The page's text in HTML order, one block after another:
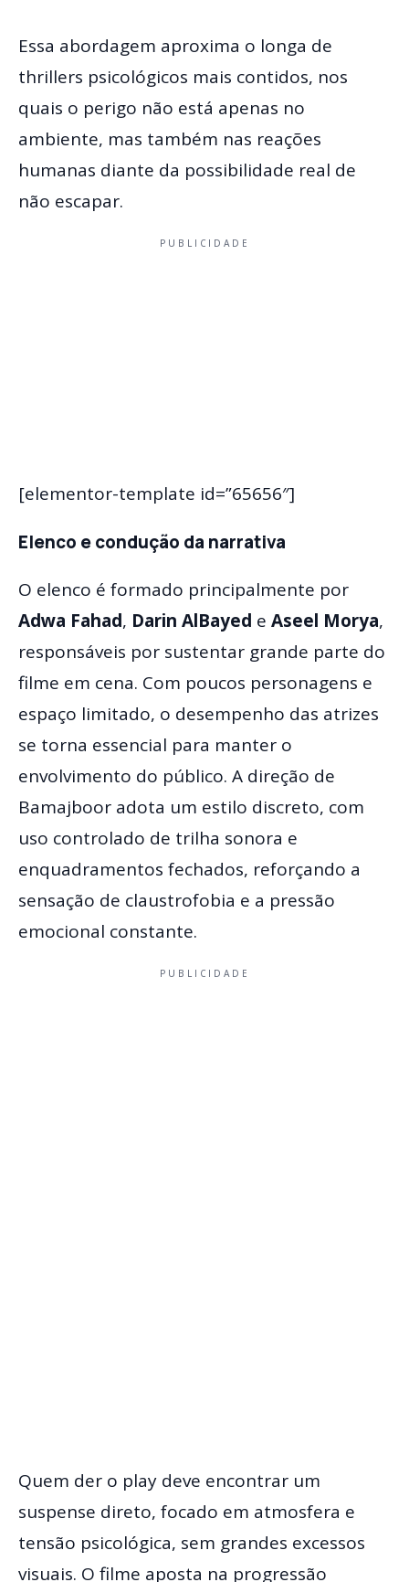
Essa abordagem aproxima o longa de
thrillers psicológicos mais contidos, nos
quais o perigo não está apenas no
ambiente, mas também nas reações
humanas diante da possibilidade real de
não escapar.
PUBLICIDADE
[elementor-template id=”65656″]
Elenco e condução da narrativa
O elenco é formado principalmente por
Adwa Fahad, Darin AlBayed e Aseel Morya,
responsáveis por sustentar grande parte do
filme em cena. Com poucos personagens e
espaço limitado, o desempenho das atrizes
se torna essencial para manter o
envolvimento do público. A direção de
Bamajboor adota um estilo discreto, com
uso controlado de trilha sonora e
enquadramentos fechados, reforçando a
sensação de claustrofobia e a pressão
emocional constante.
PUBLICIDADE
Quem der o play deve encontrar um
suspense direto, focado em atmosfera e
tensão psicológica, sem grandes excessos
visuais. O filme aposta na progressão